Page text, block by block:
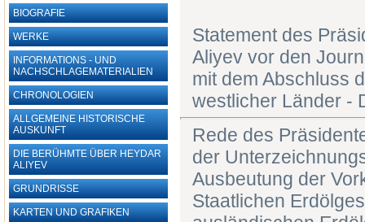
BIOGRAFIE
WERKE
INFORMATIONS - UND
NACHSCHLAGEMATERIALIEN
CHRONOLOGIEN
ALLGEMEINE HISTORISCHE
AUSKUNFT
DIE BERÜHMTE ÜBER HEYDAR
ALIYEV
GRUNDRISSE
KARTEN UND ‎GRAFIKEN
Statement des
Aliyev vor den
mit dem Abschluss
westlicher Länder -
Rede des
der
Ausbeutung der
Staatlichen